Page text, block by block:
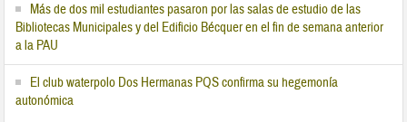
Más de dos mil estudiantes pasaron por las salas de estudio de las
Bibliotecas Municipales y del Edificio Bécquer en el fin de semana anterior
a la PAU
El club waterpolo Dos Hermanas PQS confirma su hegemonía
autonómica